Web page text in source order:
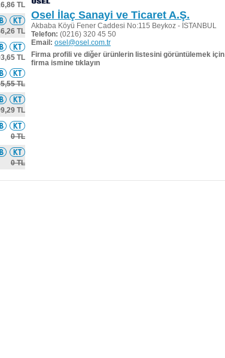
TL
TL
TL
TL
TL
0 TL
0 TL
Osel İlaç Sanayi ve Ticaret A.Ş.
Akbaba Köyü Fener Caddesi No:115 Beykoz - İSTANBUL
Telefon: (0216) 320 45 50
Email: osel@osel.com.tr
Firma profili ve diğer ürünlerin listesini görüntülemek için
firma ismine tıklayın